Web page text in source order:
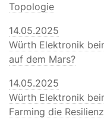
Topologie
14.05.2025
Würth Elektronik
auf dem Mars?
14.05.2025
Würth Elektronik
Farming die